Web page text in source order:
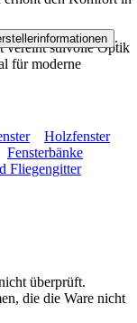
vereint stilvolle Optik
für moderne
.
Holzfenster
Fensterbänke
Fliegengitter
überprüft.
die die Ware nicht